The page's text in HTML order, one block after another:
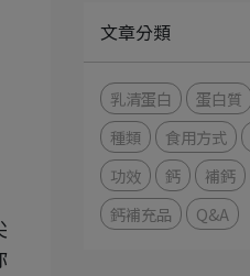
文章分類
乳清蛋白 蛋白質
種類
食用方式
功效
鈣 補鈣
鈣補充品
Q&A